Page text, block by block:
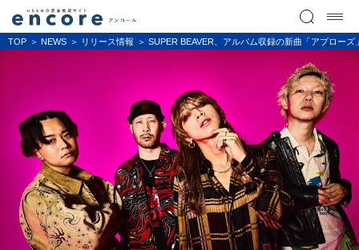
TOP NEWS リリース情報 SUPER BEAVER、アルバム収録の新曲「アプロー